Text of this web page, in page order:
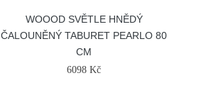
WOOOD SVĚTLE HNĚDÝ
ČALOUNĚNÝ TABURET PEARLO 80
CM
6098 Kč